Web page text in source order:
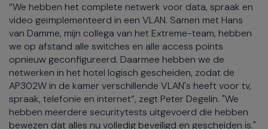
“We hebben het complete netwerk voor data, spraak en
video geïmplementeerd in een VLAN. Samen met Hans
van Damme, mijn collega van het Extreme-team, hebben
we op afstand alle switches en alle access points
opnieuw geconfigureerd. Daarmee hebben we de
netwerken in het hotel logisch gescheiden, zodat de
AP302W in de kamer verschillende VLAN's heeft voor tv,
spraak, telefonie en internet”, zegt Peter Degelin. "We
hebben meerdere securitytests uitgevoerd die hebben
bewezen dat alles nu volledig beveiligd en gescheiden is."